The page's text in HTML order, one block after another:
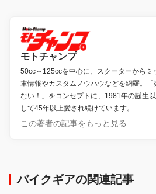
モトチャンプ
50cc～125ccを中心に、スクーターからミ
車情報やカスタムノウハウなどを網羅。
ない！」をコンセプトに、1981年の誕生
して45年以上愛され続けています。
この著者の記事をもっと見る
バイクギアの関連記事